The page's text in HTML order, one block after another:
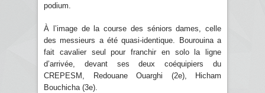
podium.
À l’image de la course des séniors dames, celle
des messieurs a été quasi-identique. Bourouina a
fait cavalier seul pour franchir en solo la ligne
d’arrivée, devant ses deux coéquipiers du
CREPESM, Redouane Ouarghi (2e), Hicham
Bouchicha (3e).